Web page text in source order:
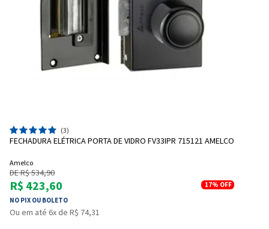
(3)
FECHADURA ELÉTRICA PORTA DE VIDRO FV33IPR 715121 AMELCO
Amelco
DE R$ 534,90
R$ 423,60
NO PIX OU BOLETO
17% OFF
Ou em até 6x de R$ 74,31